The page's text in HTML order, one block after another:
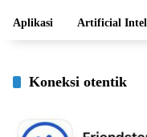
Aplikasi Artificial
Koneksi otentik